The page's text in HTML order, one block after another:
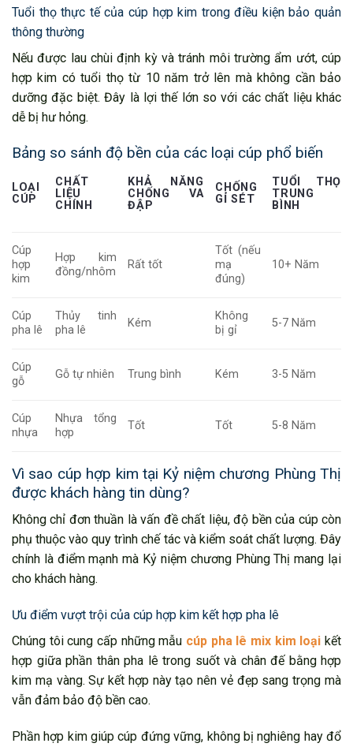
Tuổi thọ thực tế của cúp hợp kim trong điều kiện bảo quản
thông thường
Nếu được lau chùi định kỳ và tránh môi trường ẩm ướt, cúp
hợp kim có tuổi thọ từ 10 năm trở lên mà không cần bảo
dưỡng đặc biệt. Đây là lợi thế lớn so với các chất liệu khác
dễ bị hư hỏng.
Bảng so sánh độ bền của các loại cúp phổ biến
LOẠI
CÚP
CHẤT
LIỆU
CHÍNH
KHẢ NĂNG
CHỐNG VA
ĐẬP
CHỐNG
GỈ SÉT
TUỔI THỌ
TRUNG
BÌNH
Cúp
hợp
kim
Hợp kim
đồng/nhôm
Rất tốt
Tốt (nếu
mạ
đúng)
10+ Năm
Cúp
pha lê
Thủy tinh
pha lê
Kém
Không
bị gỉ
5-7 Năm
Cúp
gỗ
Gỗ tự nhiên Trung bình Kém 3-5 Năm
Cúp
nhựa
Nhựa tổng
hợp
Tốt Tốt 5-8 Năm
Vì sao cúp hợp kim tại Kỷ niệm chương Phùng Thị
được khách hàng tin dùng?
Không chỉ đơn thuần là vấn đề chất liệu, độ bền của cúp còn
phụ thuộc vào quy trình chế tác và kiểm soát chất lượng. Đây
chính là điểm mạnh mà Kỷ niệm chương Phùng Thị mang lại
cho khách hàng.
Ưu điểm vượt trội của cúp hợp kim kết hợp pha lê
Chúng tôi cung cấp những mẫu cúp pha lê mix kim loại kết
hợp giữa phần thân pha lê trong suốt và chân đế bằng hợp
kim mạ vàng. Sự kết hợp này tạo nên vẻ đẹp sang trọng mà
vẫn đảm bảo độ bền cao.
Phần hợp kim giúp cúp đứng vững, không bị nghiêng hay đổ